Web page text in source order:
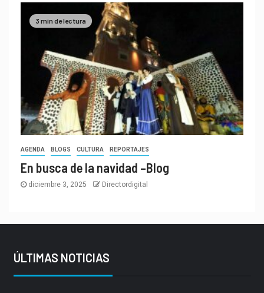
3 min de lectura
AGENDA BLOGS CULTURA REPORTAJES
En busca de la navidad –Blog
diciembre 3, 2025 Directordigital
ÚLTIMAS NOTICIAS